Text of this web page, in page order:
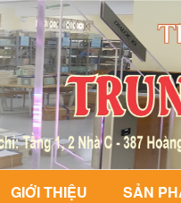
GIỚI THIỆU SẢN